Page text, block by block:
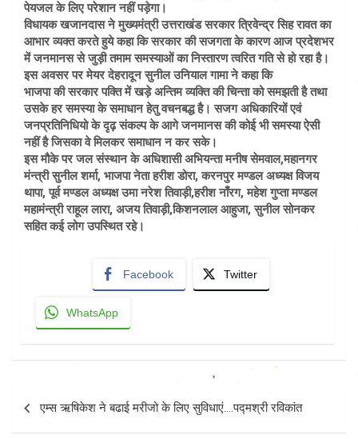
पेयजल के लिए परेशान नहीं पड़ेगा।
विधायक खजानदास ने मुख्यमंत्री उत्तराखंड सरकार त्रिवेन्द्र सिह रावत का
आभार व्यक्त करते हुये कहा कि सरकार की सजगता के कारण आज प्रदेशभर
में जनमानस से जुड़ी तमाम समस्याओं का निस्तारण त्वरित गति से हो रहा है।
इस अवसर पर मेयर देहरादून सुनील उनियाल गामा ने कहा कि
भाजपा की सरकार पक्ति में खड़े अन्तिम व्यक्ति की चिन्ता को समझती है तथा
उसके हर समस्या के समाधान हेतु वचनबद्ध है। सजग अधिकारियों एवं
जनप्रतिनिधियो के दृढ़ संकल्प के आगे जनमानस की कोई भी समस्या ऐसी
नहीं है जिसका वे मिलकर समाधान न कर सके।
इस मौके पर जल संस्थान के अधिशासी अभियन्ता मनीष सेमवाल,महानगर
मंन्त्री सुनील शर्मा, भाजपा नेता हरीश डोरा, करनपुर मण्डल अध्यक्ष विजय
थापा, पूर्व मण्डल अध्यक्ष उमा नरेश तिवाड़ी,हरीश नाँरग, महेश गुप्ता मण्डल
महामंन्त्री राहूल लारा, अजय तिवाड़ी,किशनलाल आहुजा, सुनील सोनकर
सहित कई लोग उपस्थित रहे।
Facebook Twitter
WhatsApp
navigation
एम्स ऋषिकेश ने बढाई मरीजो के लिए सुविधाएं….पद्मश्री रविकांत